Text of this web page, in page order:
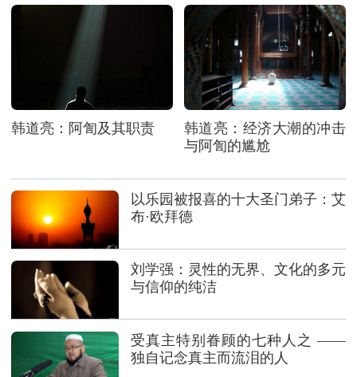
韩道亮：阿訇及其职责
韩道亮：经济大潮的冲击
与阿訇的尴尬
以乐园被报喜的十大圣门弟子：艾
布·欧拜德
刘学强：灵性的无界、文化的多元
与信仰的纯洁
受真主特别眷顾的七种人之 ——
独自记念真主而流泪的人